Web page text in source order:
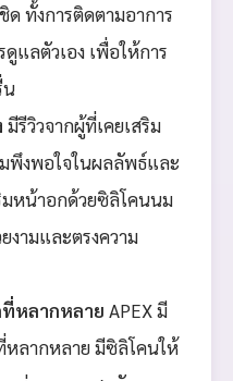
ด ทั้งการติดตามอาการ
แลตัวเอง เพื่อให้การ
น
มีรีวิวจากผู้ที่เคยเสริม
พึงพอใจในผลลัพธ์และ
มหน้าอกด้วยซิลิโคนนม
งามและตรงความ
หลากหลาย APEX มี
หลากหลาย มีซิลิโคนให้